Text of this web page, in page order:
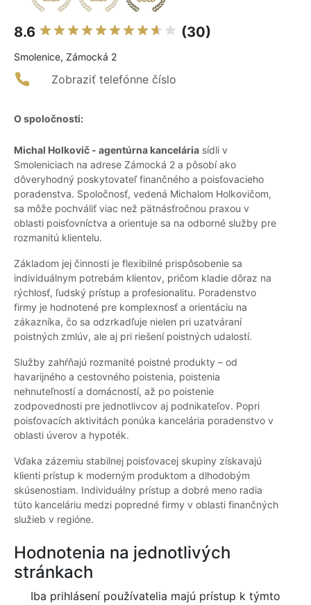
8.6 (30)
Smolenice, Zámocká 2
Zobraziť telefónne číslo
O spoločnosti:
Michal Holkovič - agentúrna kancelária sídli v
Smoleniciach na adrese Zámocká 2 a pôsobí ako
dôveryhodný poskytovateľ finančného a poisťovacieho
poradenstva. Spoločnosť, vedená Michalom Holkovičom,
sa môže pochváliť viac než pätnásťročnou praxou v
oblasti poisťovníctva a orientuje sa na odborné služby pre
rozmanitú klientelu.
Základom jej činnosti je flexibilné prispôsobenie sa
individuálnym potrebám klientov, pričom kladie dôraz na
rýchlosť, ľudský prístup a profesionalitu. Poradenstvo
firmy je hodnotené pre komplexnosť a orientáciu na
zákazníka, čo sa odzrkadľuje nielen pri uzatváraní
poistných zmlúv, ale aj pri riešení poistných udalostí.
Služby zahŕňajú rozmanité poistné produkty – od
havarijného a cestovného poistenia, poistenia
nehnuteľností a domácností, až po poistenie
zodpovednosti pre jednotlivcov aj podnikateľov. Popri
poisťovacích aktivitách ponúka kancelária poradenstvo v
oblasti úverov a hypoték.
Vďaka zázemiu stabilnej poisťovacej skupiny získavajú
klienti prístup k moderným produktom a dlhodobým
skúsenostiam. Individuálny prístup a dobré meno radia
túto kanceláriu medzi popredné firmy v oblasti finančných
služieb v regióne.
Hodnotenia na jednotlivých
stránkach
Iba prihlásení používatelia majú prístup k týmto